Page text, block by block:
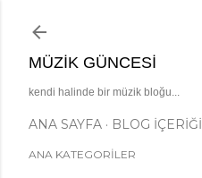
MÜZIK GÜNCESI
kendi halinde bir müzik bloğu...
ANA SAYFA BLOG İÇERIĞI
ANA KATEGORİLER